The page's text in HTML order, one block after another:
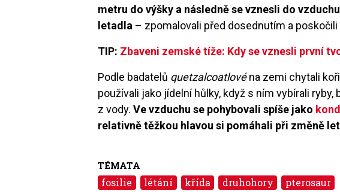
metru do výšky a následně se vznesli do
letadla – zpomalovali před dosednutím a
TIP: Zbaveni zemské tíže: Kdy se vznesli první
Podle badatelů quetzalcoatlovéna zemi chytali
používali jako jídelní hůlky, když s ním vybírali
z vody.Ve vzduchu se pohybovali spíše jako
relativně těžkou hlavou si pomáhali při změně
TÉMATA
fosilie létání křída druhohory pterosaur